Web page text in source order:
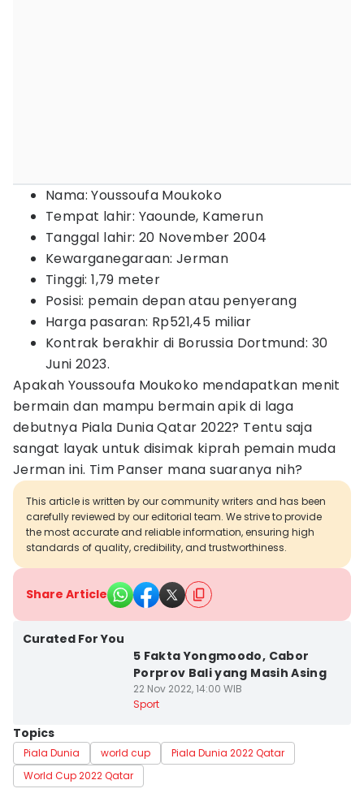
Nama: Youssoufa Moukoko
Tempat lahir: Yaounde, Kamerun
Tanggal lahir: 20 November 2004
Kewarganegaraan: Jerman
Tinggi: 1,79 meter
Posisi: pemain depan atau penyerang
Harga pasaran: Rp521,45 miliar
Kontrak berakhir di Borussia Dortmund: 30
Juni 2023.
Apakah Youssoufa Moukoko mendapatkan menit
bermain dan mampu bermain apik di laga
debutnya Piala Dunia Qatar 2022? Tentu saja
sangat layak untuk disimak kiprah pemain muda
Jerman ini. Tim Panser mana suaranya nih?
This article is written by our community writers and has been
carefully reviewed by our editorial team. We strive to provide
the most accurate and reliable information, ensuring high
standards of quality, credibility, and trustworthiness.
Share Article
Curated For You
5 Fakta Yongmoodo, Cabor
Porprov Bali yang Masih Asing
22 Nov 2022, 14:00 WIB
Sport
Topics
Piala Dunia world cup
Piala Dunia 2022 Qatar
World Cup 2022 Qatar